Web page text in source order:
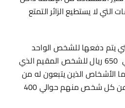
التي لا يستطيع الزائر التمتع
يتم دفعها للشخص الواحد
مقابل إقامته تبلغ حوالي 650 ريال للشخص المقيم الذي
الأشخاص الذين يتبعون له من
أفراد العائلة يدفع لهم عن كل شخص منهم حوالي 400